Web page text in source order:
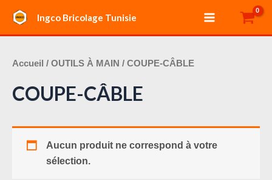
contenu
Ingco Bricolage Tunisie
Main
Menu
Accueil / OUTILS À MAIN / COUPE-CÂBLE
COUPE-CÂBLE
Aucun produit ne correspond à votre
sélection.